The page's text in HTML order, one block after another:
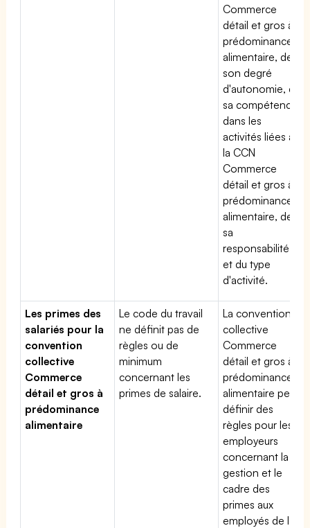
Commerce
détail et gros à
prédominance
alimentaire, de
son degré
d'autonomie, de
sa compétence
dans les
activités liées à
la CCN
Commerce
détail et gros à
prédominance
alimentaire, de
sa
responsabilité
et du type
d'activité.
Les primes des
salariés pour la
convention
collective
Commerce
détail et gros à
prédominance
alimentaire
Le code du travail
ne définit pas de
règles ou de
minimum
concernant les
primes de salaire.
La convention
collective
Commerce
détail et gros à
prédominance
alimentaire peut
définir des
règles pour les
employeurs
concernant la
gestion et le
cadre des
primes aux
employés de la